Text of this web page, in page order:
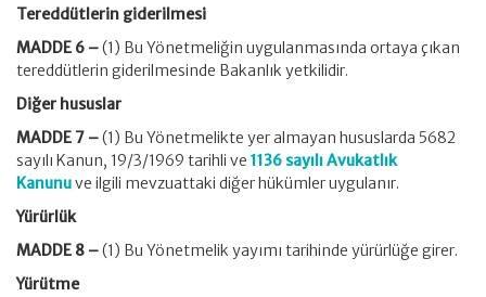
Tereddütlerin giderilmesi
MADDE 6 –(1) Bu Yönetmeliğin uygulanmasında ortaya çıkan
tereddütlerin giderilmesinde Bakanlık yetkilidir.
Diğer hususlar
MADDE 7 –(1) Bu Yönetmelikte yer almayan hususlarda 5682
sayılı Kanun, 19/3/1969 tarihli ve 1136 sayılı Avukatlık
Kanunuve ilgili mevzuattaki diğer hükümler uygulanır.
Yürürlük
MADDE 8 –(1) Bu Yönetmelik yayımı tarihinde yürürlüğe girer.
Yürütme